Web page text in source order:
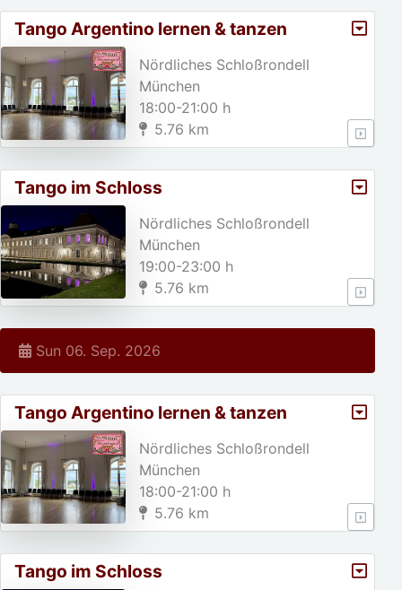
Tango Argentino lernen & tanzen
Nördliches Schloßrondell
München
18:00-21:00 h
5.76 km
Tango im Schloss
Nördliches Schloßrondell
München
19:00-23:00 h
5.76 km
Sun 06. Sep. 2026
Tango Argentino lernen & tanzen
Nördliches Schloßrondell
München
18:00-21:00 h
5.76 km
Tango im Schloss